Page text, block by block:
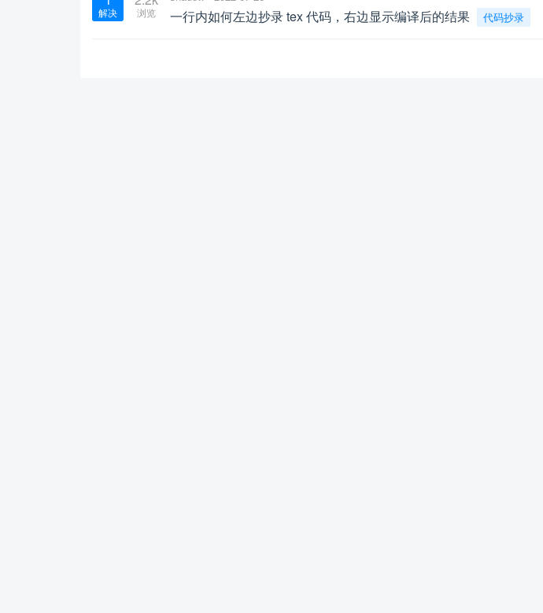
解决 浏览 一行内如何左边抄录 tex 代码，右边显示编译后的结果 代码抄录